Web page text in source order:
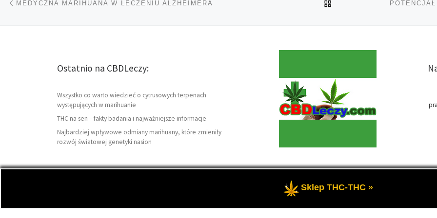
MEDYCZNA MARIHUANA W LECZENIU ALZHEIMERA POWRÓT DO LISTY
Ostatnio na CBDLeczy:
Wszystko co warto wiedzieć o cytrusowych terpenach
występujących w marihuanie
THC na sen – fakty badania i najważniejsze informacje
Najbardziej wpływowe odmiany marihuany, które zmieniły
rozwój światowej genetyki nasion
- Medyczna marihuana i olej CBD-RSO w medycynie.
Sklep THC-THC »